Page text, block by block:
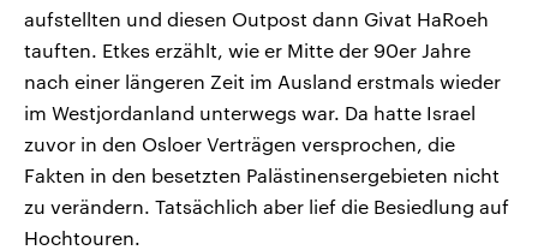
aufstellten und diesen Outpost dann Givat HaRoeh
tauften. Etkes erzählt, wie er Mitte der 90er Jahre
nach einer längeren Zeit im Ausland erstmals wieder
im Westjordanland unterwegs war. Da hatte Israel
zuvor in den Osloer Verträgen versprochen, die
Fakten in den besetzten Palästinensergebieten nicht
zu verändern. Tatsächlich aber lief die Besiedlung auf
Hochtouren.